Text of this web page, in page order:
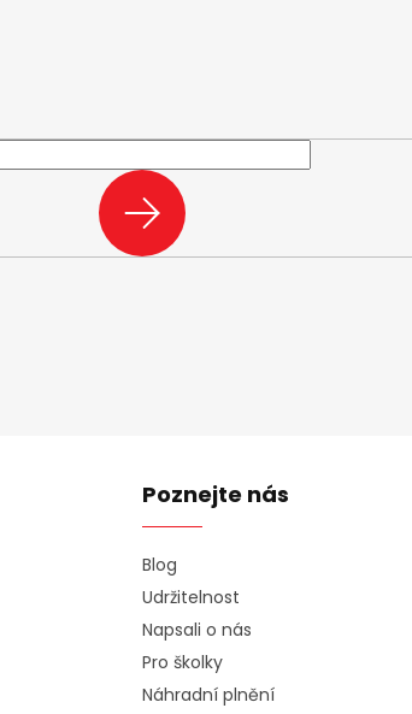
PŘIHLÁSIT
SE
Poznejte nás
Blog
Udržitelnost
Napsali o nás
Pro školky
Náhradní plnění